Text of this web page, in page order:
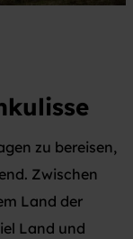
zu bereisen,
Zwischen
Land der
Land und